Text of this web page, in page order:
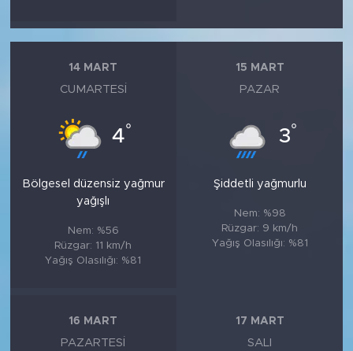
14 MART
CUMARTESI
4°
Bölgesel düzensiz yağmur
yağışlı
Nem: %56
Rüzgar: 11 km/h
Yağış Olasılığı: %81
15 MART
PAZAR
3°
Şiddetli yağmurlu
Nem: %98
Rüzgar: 9 km/h
Yağış Olasılığı: %81
16 MART
PAZARTESI
17 MART
SALI